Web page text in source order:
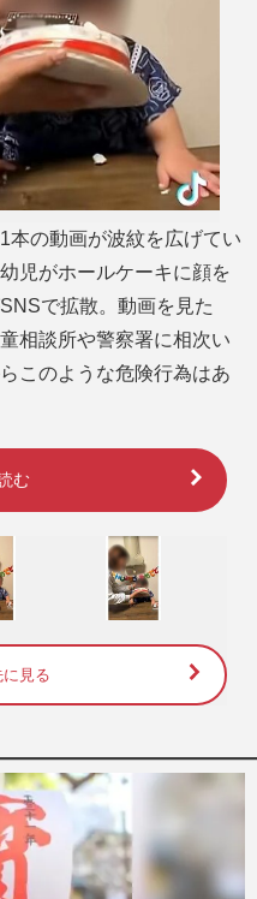
本の動画が波紋を広げてい
児がホールケーキに顔を
で拡散。動画を見た
相談所や警察署に相次い
このような危険行為はあ
む
見る